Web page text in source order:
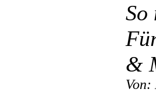
So
&
Von: